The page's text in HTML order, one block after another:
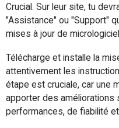
Crucial. Sur leur site, tu
"Assistance" ou "Support"
mises à jour de
Télécharge et installe la
attentivement les
étape est cruciale, car une
apporter des
performances, de fiabilité